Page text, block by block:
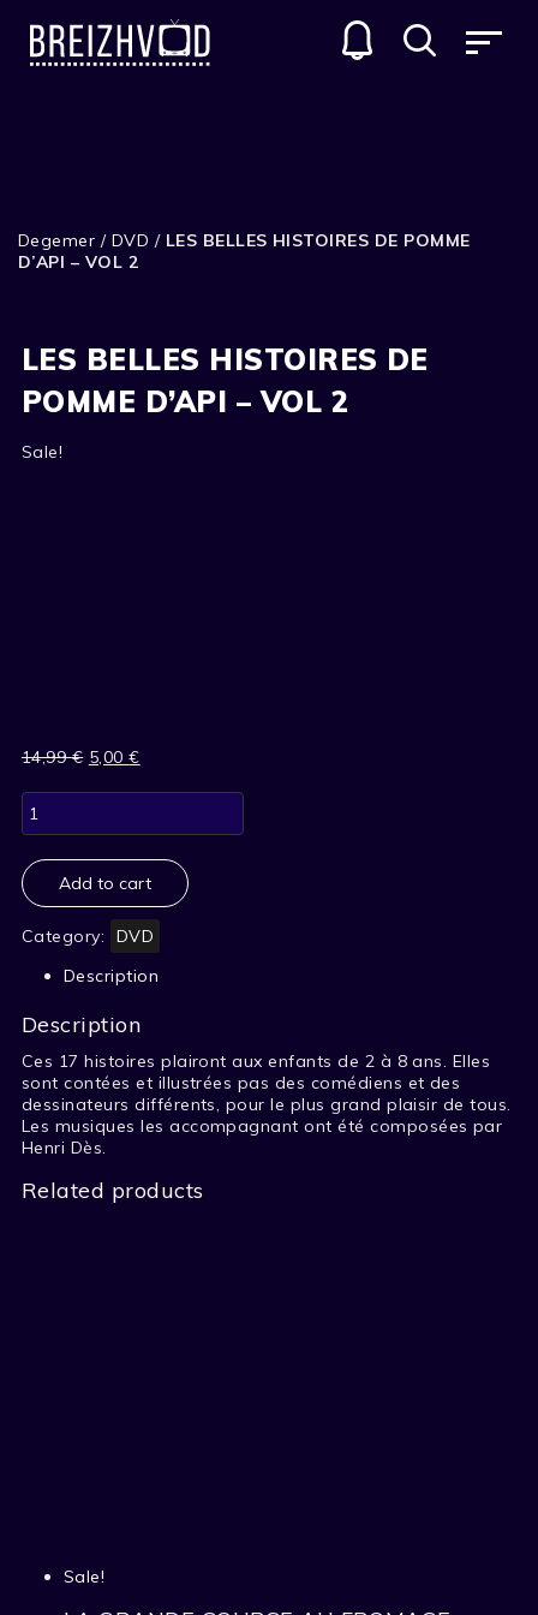
Degemer / DVD / LES BELLES HISTOIRES DE POMME
D’API – VOL 2
LES BELLES HISTOIRES DE
POMME D’API – VOL 2
Sale!
14,99€ Original
was:
5,00€
is:
LES
BELLES
HISTOIRES
DE
POMME
D'API
VOL
quantity
Add to cart
Category:
DVD
Description
Description
Ces 17 histoires plairont aux enfants de 2 à 8 ans. Elles
sont contées et illustrées pas des comédiens et des
dessinateurs différents, pour le plus grand plaisir de tous.
Les musiques les accompagnant ont été composées par
Henri Dès.
Related products
Sale!